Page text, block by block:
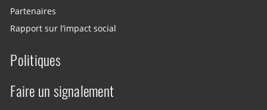
Partenaires
Rapport sur l’impact social
Politiques
Faire un signalement